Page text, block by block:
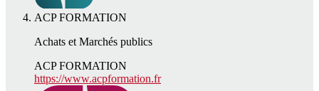
ACP FORMATION
Achats et Marchés publics
ACP FORMATION
https://www.acpformation.fr